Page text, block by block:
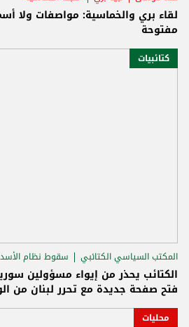
لقاء بري والخماسية: مواصفات ولا
مفتوحة
كتائبيات
المكتب السياسي الكتائبي سقوط نظام الأسد
الكتائب يحذر من إيواء مسؤولين
فتح صفحة جديدة مع تحرر لبنان من
محليات